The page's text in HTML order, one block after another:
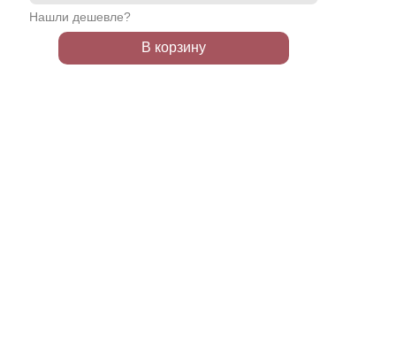
Нашли дешевле?
В корзину